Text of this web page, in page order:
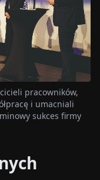
pracowników,
i umacniali
sukces firmy